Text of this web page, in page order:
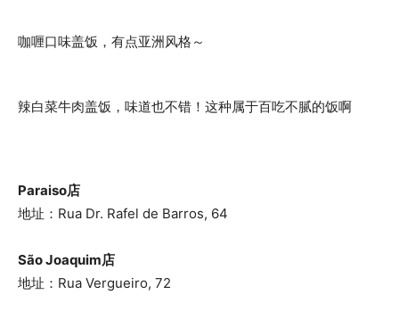
咖喱口味盖饭，有点亚洲风格～
辣白菜牛肉盖饭，味道也不错！这种属于百吃不腻的饭啊
Paraiso店
地址：Rua Dr. Rafel de Barros, 64
São Joaquim店
地址：Rua Vergueiro, 72